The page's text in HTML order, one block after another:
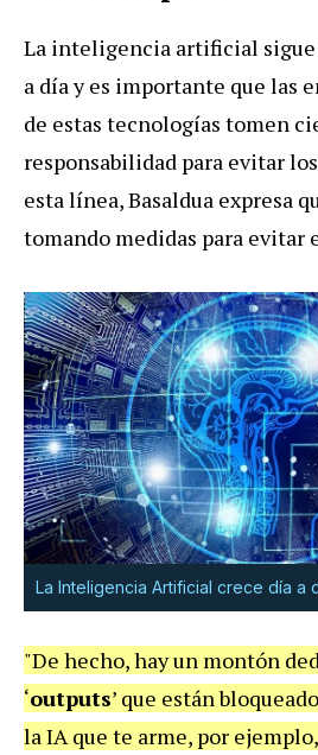
La inteligencia artificial
a día y es importante que las
de estas tecnologías tomen
responsabilidad para evitar
esta línea, Basaldua expresa
tomando medidas para evitar
La Inteligencia Artificial crece día a
"De hecho, hay un montón
‘outputs’ que están
la IA que te arme, por